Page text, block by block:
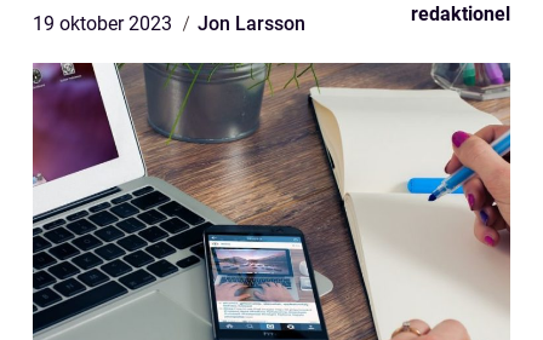
19 oktober 2023 Jon Larsson redaktionel